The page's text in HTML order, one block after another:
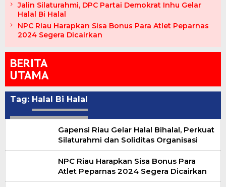
Jalin Silaturahmi, DPC Partai Demokrat Inhu Gelar
Halal Bi Halal
NPC Riau Harapkan Sisa Bonus Para Atlet Peparnas
2024 Segera Dicairkan
BERITA
UTAMA
Tag: Halal Bi Halal
Gapensi Riau Gelar Halal Bihalal, Perkuat
Silaturahmi dan Soliditas Organisasi
NPC Riau Harapkan Sisa Bonus Para
Atlet Peparnas 2024 Segera Dicairkan